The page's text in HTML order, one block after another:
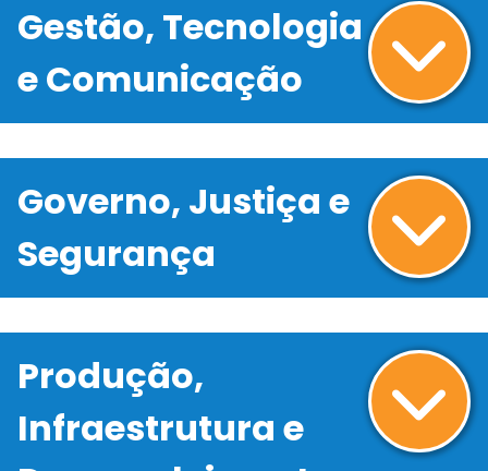
Gestão, Tecnologia
e Comunicação
Governo, Justiça e
Segurança
Produção,
Infraestrutura e